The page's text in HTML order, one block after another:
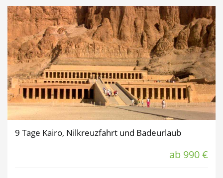
9 Tage Kairo, Nilkreuzfahrt und Badeurlaub
ab 990 €